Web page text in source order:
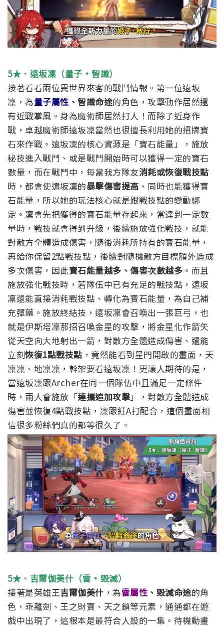
5★．遠坂凜（量子·智識）
接著看看兩位異世界來客的戰鬥情報。第一位遠坂
凜，為量子屬性 、智識命途的角色，攻擊動作居然還
有近戰掌風。身為魔術師居然打人！而除了近身作
戰，卓越魔術師遠坂凜當然也很擅長利用她的招牌寶
石來作戰。 遠坂凜的核心資源是「寶石能量」，施放
秘技進入戰鬥、或是戰鬥開始時可以獲得一定的寶石
數量，而在戰鬥中，每當我方隊友消耗或恢復戰技點
時，都會使遠坂凜的暴擊傷害提高 、同時也能獲得寶
石能量，所以她的玩法核心就是跟戰技點的變動綁
定。凜會先把獲得的寶石能量存起來，當達到一定數
量時，戰技就會得到升級，後續施放強化戰技，就能
對敵方全體造成傷害，隨後消耗所持有的寶石能量，
再給你保留2點戰技點，後續對隨機敵方目標額外造成
多次傷害，因此寶石能量越多、傷害次數越多 。而且
施放強化戰技時，若隊伍中已有充足的戰技點，遠坂
凜還能直接消耗戰技點、轉化為寶石能量，為自己補
充彈藥。 施放終結技，遠坂凜會召喚出一張巨弓，也
就是伊斯塔凜那招召喚金星的攻擊，將金星化作箭矢
從天空向大地射出一箭，對敵方全體造成傷害、還能
立刻恢復1點戰技點 ，竟然能看到星門開啟的畫面，天
凜凜、地凜凜，幹架要看遠坂凜！更讓人期待的是，
當遠坂凜跟Archer在同一個隊伍中且滿足一定條件
時，兩人會施放「連攜追加攻擊」，對敵方全體造成
傷害並恢復4點戰技點，凜跟紅A打配合，這個畫面相
信很多粉絲們真的都等很久了。
5★．吉爾伽美什（雷·毀滅）
接著是英雄王吉爾伽美什 ，為雷屬性 、毀滅命途的角
色，乖離劍、王之財寶、天之鎖等元素，通通都在遊
戲中出現了，這根本是最符合人設的一集。 待機動畫